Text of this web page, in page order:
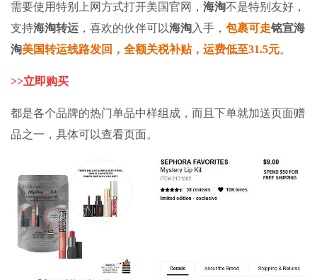
需要使用特别上网方式打开美国官网， 海淘不是特别友好，
支持海淘转运 ，喜欢的伙伴可以海淘入手， 包裹可走铭宣海
淘美国转运线路发回，全额关税补贴，运费低至31.5元。
>>立即购买
都是各个品牌的热门单品中样组成，而且下单就加送页面赠
品之一，具体可以查看页面。